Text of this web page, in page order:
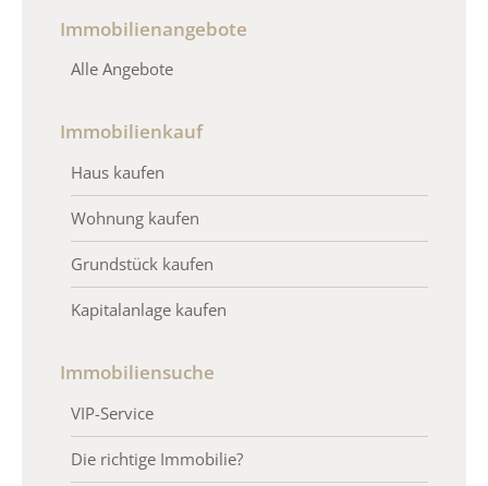
Immobilienangebote
Alle Angebote
Immobilienkauf
Haus kaufen
Wohnung kaufen
Grundstück kaufen
Kapitalanlage kaufen
Immobiliensuche
VIP-Service
Die richtige Immobilie?